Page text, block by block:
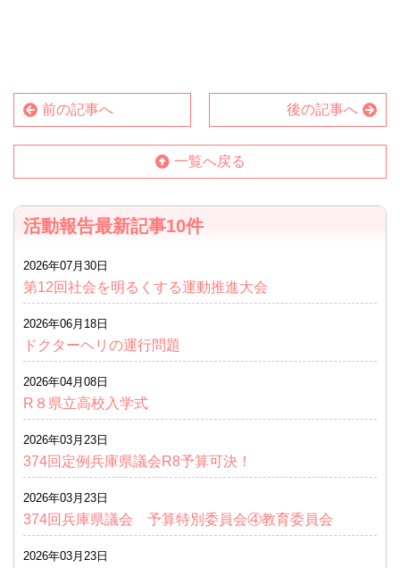
前の記事へ 後の記事へ
一覧へ戻る
活動報告最新記事10件
2026年07月30日
第12回社会を明るくする運動推進大会
2026年06月18日
ドクターヘリの運行問題
2026年04月08日
R８県立高校入学式
2026年03月23日
374回定例兵庫県議会R8予算可決！
2026年03月23日
374回兵庫県議会 予算特別委員会④教育委員会
2026年03月23日